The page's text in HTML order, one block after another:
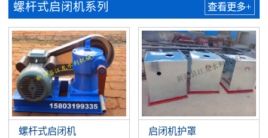
螺杆式启闭机系列 查看更多+
螺杆式启闭机 启闭机护罩